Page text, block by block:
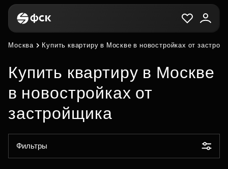
Москва Купить квартиру в Москве в новостройках от
Купить квартиру в Москве
в новостройках от
застройщика
Фильтры